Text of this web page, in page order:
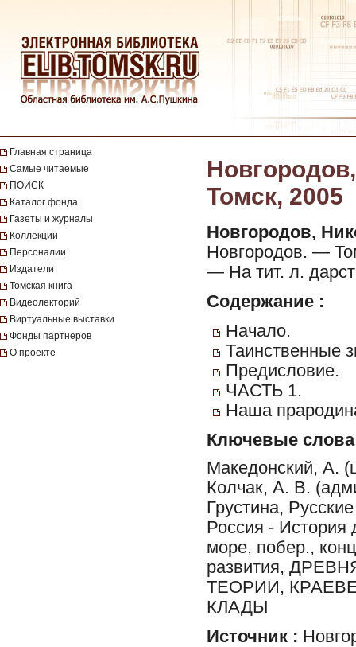
Главная страница
Самые читаемые
ПОИСК
Каталог фонда
Газеты и журналы
Коллекции
Персоналии
Издатели
Томская книга
Видеолекторий
Виртуальные выставки
Фонды партнеров
О проекте
Томск, 2005
Новгородов,
Новгородов. —
— На тит. л.
Содержание :
Начало.
Таинственные
Предисловие.
ЧАСТЬ 1.
Наша
Ключевые слова
Македонский, А.
Колчак, А. В.
Грустина,
Россия - История
море, побер.,
развития,
ТЕОРИИ,
КЛАДЫ
Источник :